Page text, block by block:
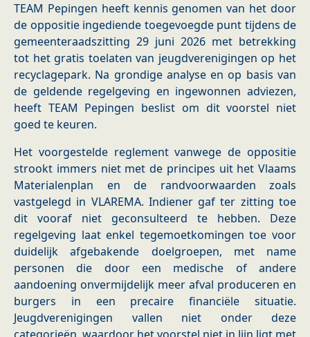
TEAM Pepingen heeft kennis genomen van het door
de oppositie ingediende toegevoegde punt tijdens de
gemeenteraadszitting 29 juni 2026 met betrekking
tot het gratis toelaten van jeugdverenigingen op het
recyclagepark. Na grondige analyse en op basis van
de geldende regelgeving en ingewonnen adviezen,
heeft TEAM Pepingen beslist om dit voorstel niet
goed te keuren.
Het voorgestelde reglement vanwege de oppositie
strookt immers niet met de principes uit het Vlaams
Materialenplan en de randvoorwaarden zoals
vastgelegd in VLAREMA. Indiener gaf ter zitting toe
dit vooraf niet geconsulteerd te hebben. Deze
regelgeving laat enkel tegemoetkomingen toe voor
duidelijk afgebakende doelgroepen, met name
personen die door een medische of andere
aandoening onvermijdelijk meer afval produceren en
burgers in een precaire financiële situatie.
Jeugdverenigingen vallen niet onder deze